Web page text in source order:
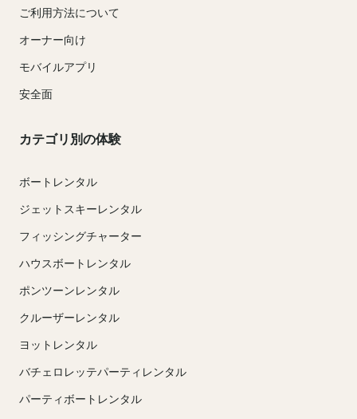
ご利用方法について
オーナー向け
モバイルアプリ
安全面
カテゴリ別の体験
ボートレンタル
ジェットスキーレンタル
フィッシングチャーター
ハウスボートレンタル
ポンツーンレンタル
クルーザーレンタル
ヨットレンタル
バチェロレッテパーティレンタル
パーティボートレンタル